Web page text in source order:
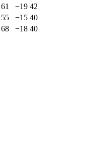
61 −19 42
55 −15 40
68 −18 40